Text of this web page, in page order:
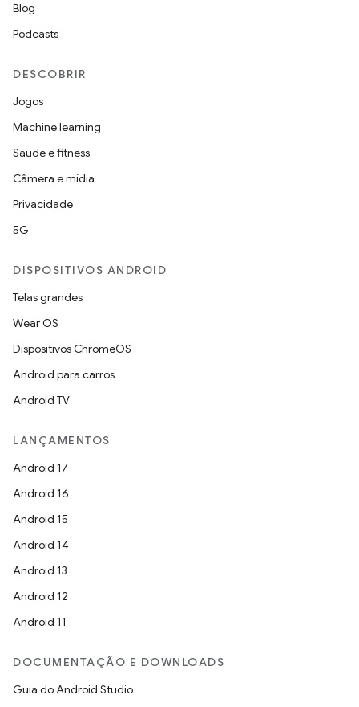
Blog
Podcasts
DESCOBRIR
Jogos
Machine learning
Saúde e fitness
Câmera e mídia
Privacidade
5G
DISPOSITIVOS ANDROID
Telas grandes
Wear OS
Dispositivos ChromeOS
Android para carros
Android TV
LANÇAMENTOS
Android 17
Android 16
Android 15
Android 14
Android 13
Android 12
Android 11
DOCUMENTAÇÃO E DOWNLOADS
Guia do Android Studio